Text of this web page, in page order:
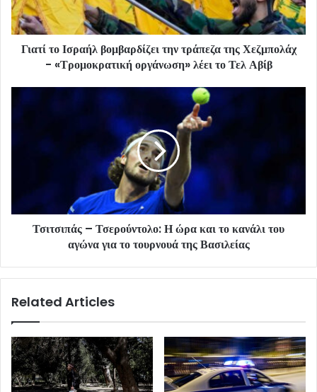
Γιατί το Ισραήλ βομβαρδίζει την τράπεζα της Χεζμπολάχ
- «Τρομοκρατική οργάνωση» λέει το Τελ Αβίβ
Τσιτσιπάς – Τσερούντολο: Η ώρα και το κανάλι του
αγώνα για το τουρνουά της Βασιλείας
Related Articles